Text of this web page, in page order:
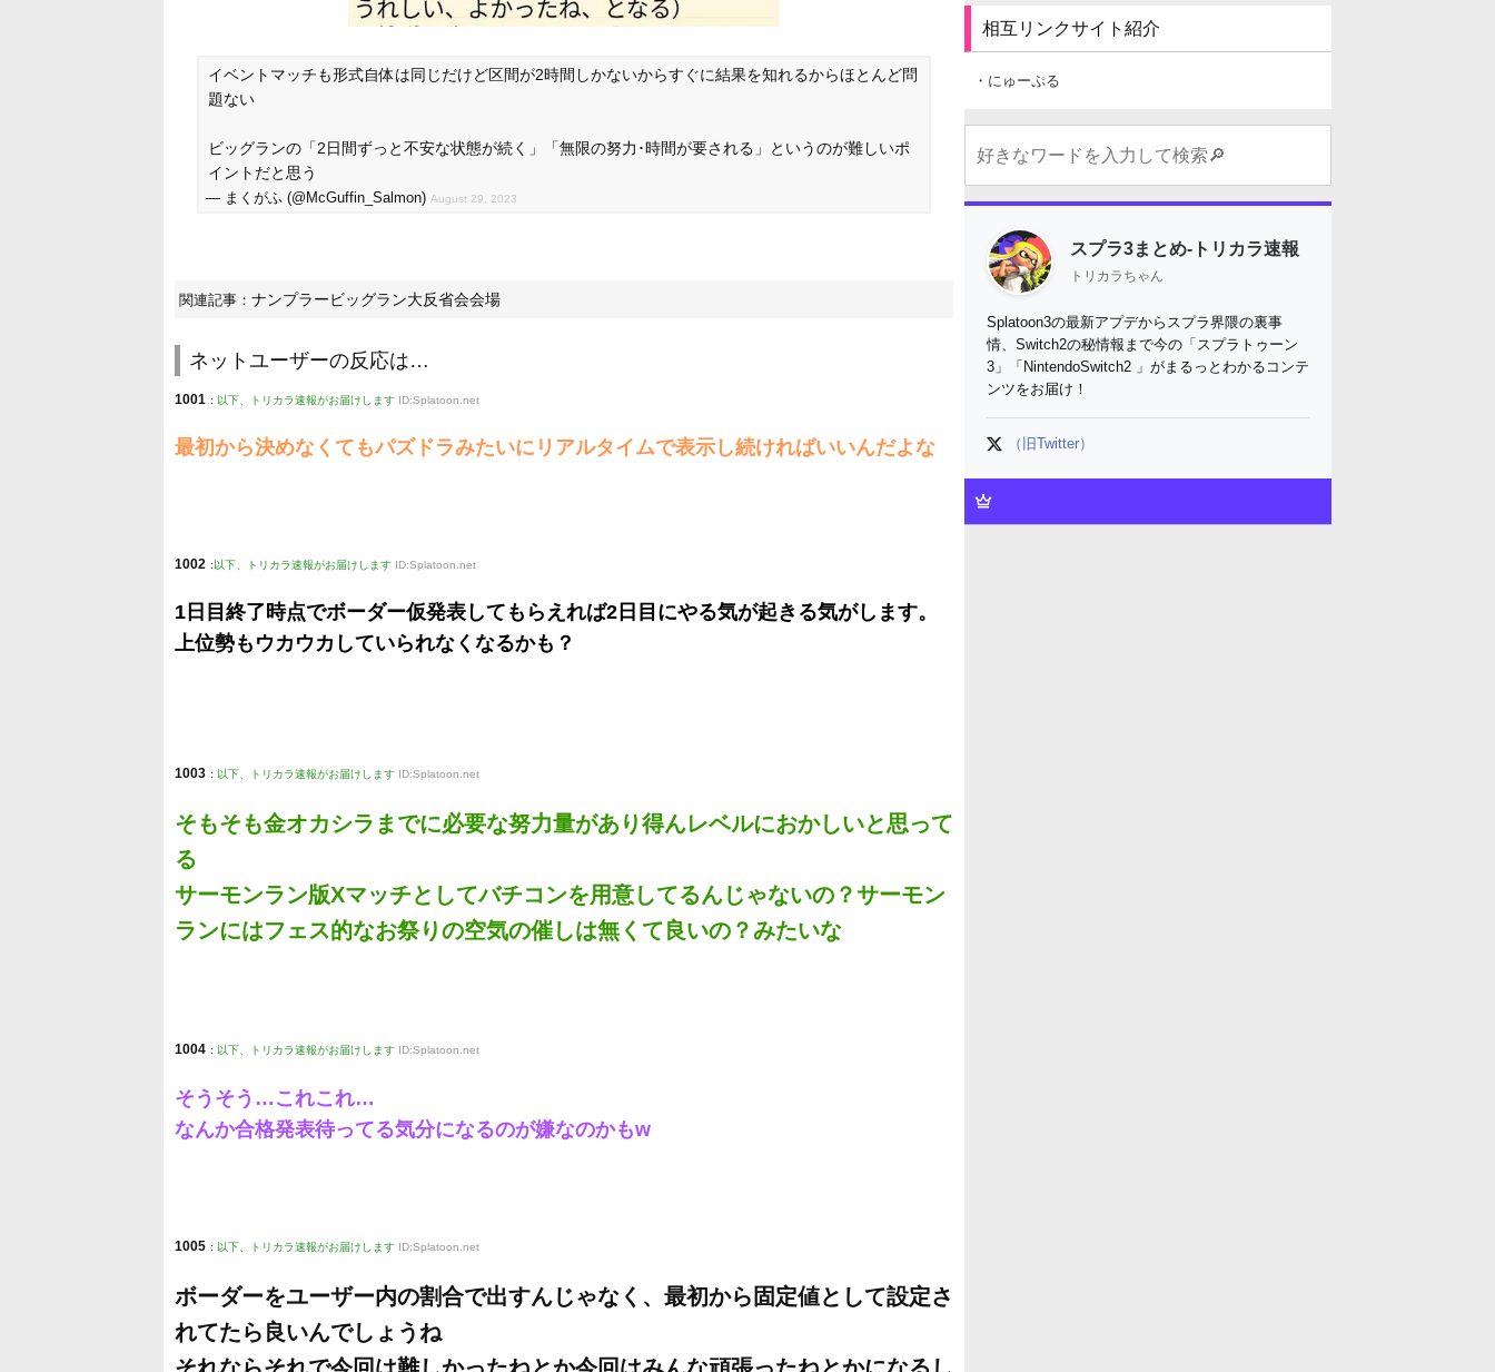
イベントマッチも形式自体は同じだけど区間が2時間しかないからすぐに結果を知れるからほとんど問
題ない
ビッグランの「2日間ずっと不安な状態が続く」「無限の努力･時間が要される」というのが難しいポ
イントだと思う
— まくがふ (@McGuffin_Salmon) August 29, 2023
関連記事： ナンプラービッグラン大反省会会場
ネットユーザーの反応は…
1001 : 以下、トリカラ速報がお届けします ID:Splatoon.net
最初から決めなくてもパズドラみたいにリアルタイムで表示し続ければいいんだよな
1002 : 以下、トリカラ速報がお届けします ID:Splatoon.net
1日目終了時点でボーダー仮発表してもらえれば2日目にやる気が起きる気がします。
上位勢もウカウカしていられなくなるかも？
1003 : 以下、トリカラ速報がお届けします ID:Splatoon.net
そもそも金オカシラまでに必要な努力量があり得んレベルにおかしいと思って
る
サーモンラン版Xマッチとしてバチコンを用意してるんじゃないの？サーモン
ランにはフェス的なお祭りの空気の催しは無くて良いの？みたいな
1004 : 以下、トリカラ速報がお届けします ID:Splatoon.net
そうそう…これこれ…
なんか合格発表待ってる気分になるのが嫌なのかもw
1005 : 以下、トリカラ速報がお届けします ID:Splatoon.net
ボーダーをユーザー内の割合で出すんじゃなく、最初から固定値として設定さ
れてたら良いんでしょうね
相互リンクサイト紹介
・にゅーぷる
スプラ3まとめ-トリカラ速報
トリカラちゃん
Splatoon3の最新アプデからスプラ界隈の裏事
情、Switch2の秘情報まで今の「スプラトゥーン
3」「NintendoSwitch2 」がまるっとわかるコンテ
ンツをお届け！
（旧Twitter）